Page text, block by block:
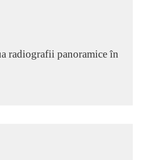
radiografii panoramice în